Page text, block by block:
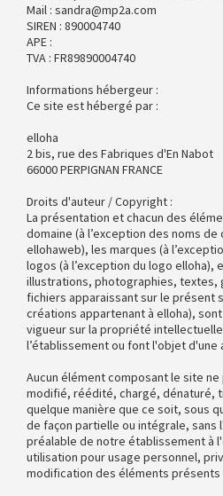
Mail : sandra@mp2a.com
SIREN : 890004740
APE :
TVA : FR89890004740
Informations hébergeur :
Ce site est hébergé par :
elloha
2 bis, rue des Fabriques d'En Nabot
66000 PERPIGNAN FRANCE
Droits d'auteur / Copyright :
La présentation et chacun des
domaine (à l’exception des noms
ellohaweb), les marques (à
logos (à l’exception du logo elloha),
illustrations, photographies, textes,
fichiers apparaissant sur le présent
créations appartenant à elloha),
vigueur sur la propriété
l’établissement ou font l'objet
Aucun élément composant le site
modifié, réédité, chargé, dénaturé,
quelque manière que ce soit, sous
de façon partielle ou intégrale,
préalable de notre établissement à
utilisation pour usage personnel,
modification des éléments présents